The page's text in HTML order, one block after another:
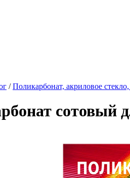
/Поликарбонат, акриловое
сотовый